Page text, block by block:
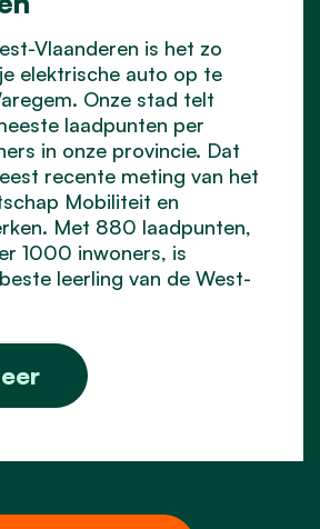
Vlaanderen is het zo
elektrische auto op te
Onze stad telt
laadpunten per
in onze provincie. Dat
recente meting van het
Mobiliteit en
Met 880 laadpunten,
1000 inwoners, is
leerling van de West-